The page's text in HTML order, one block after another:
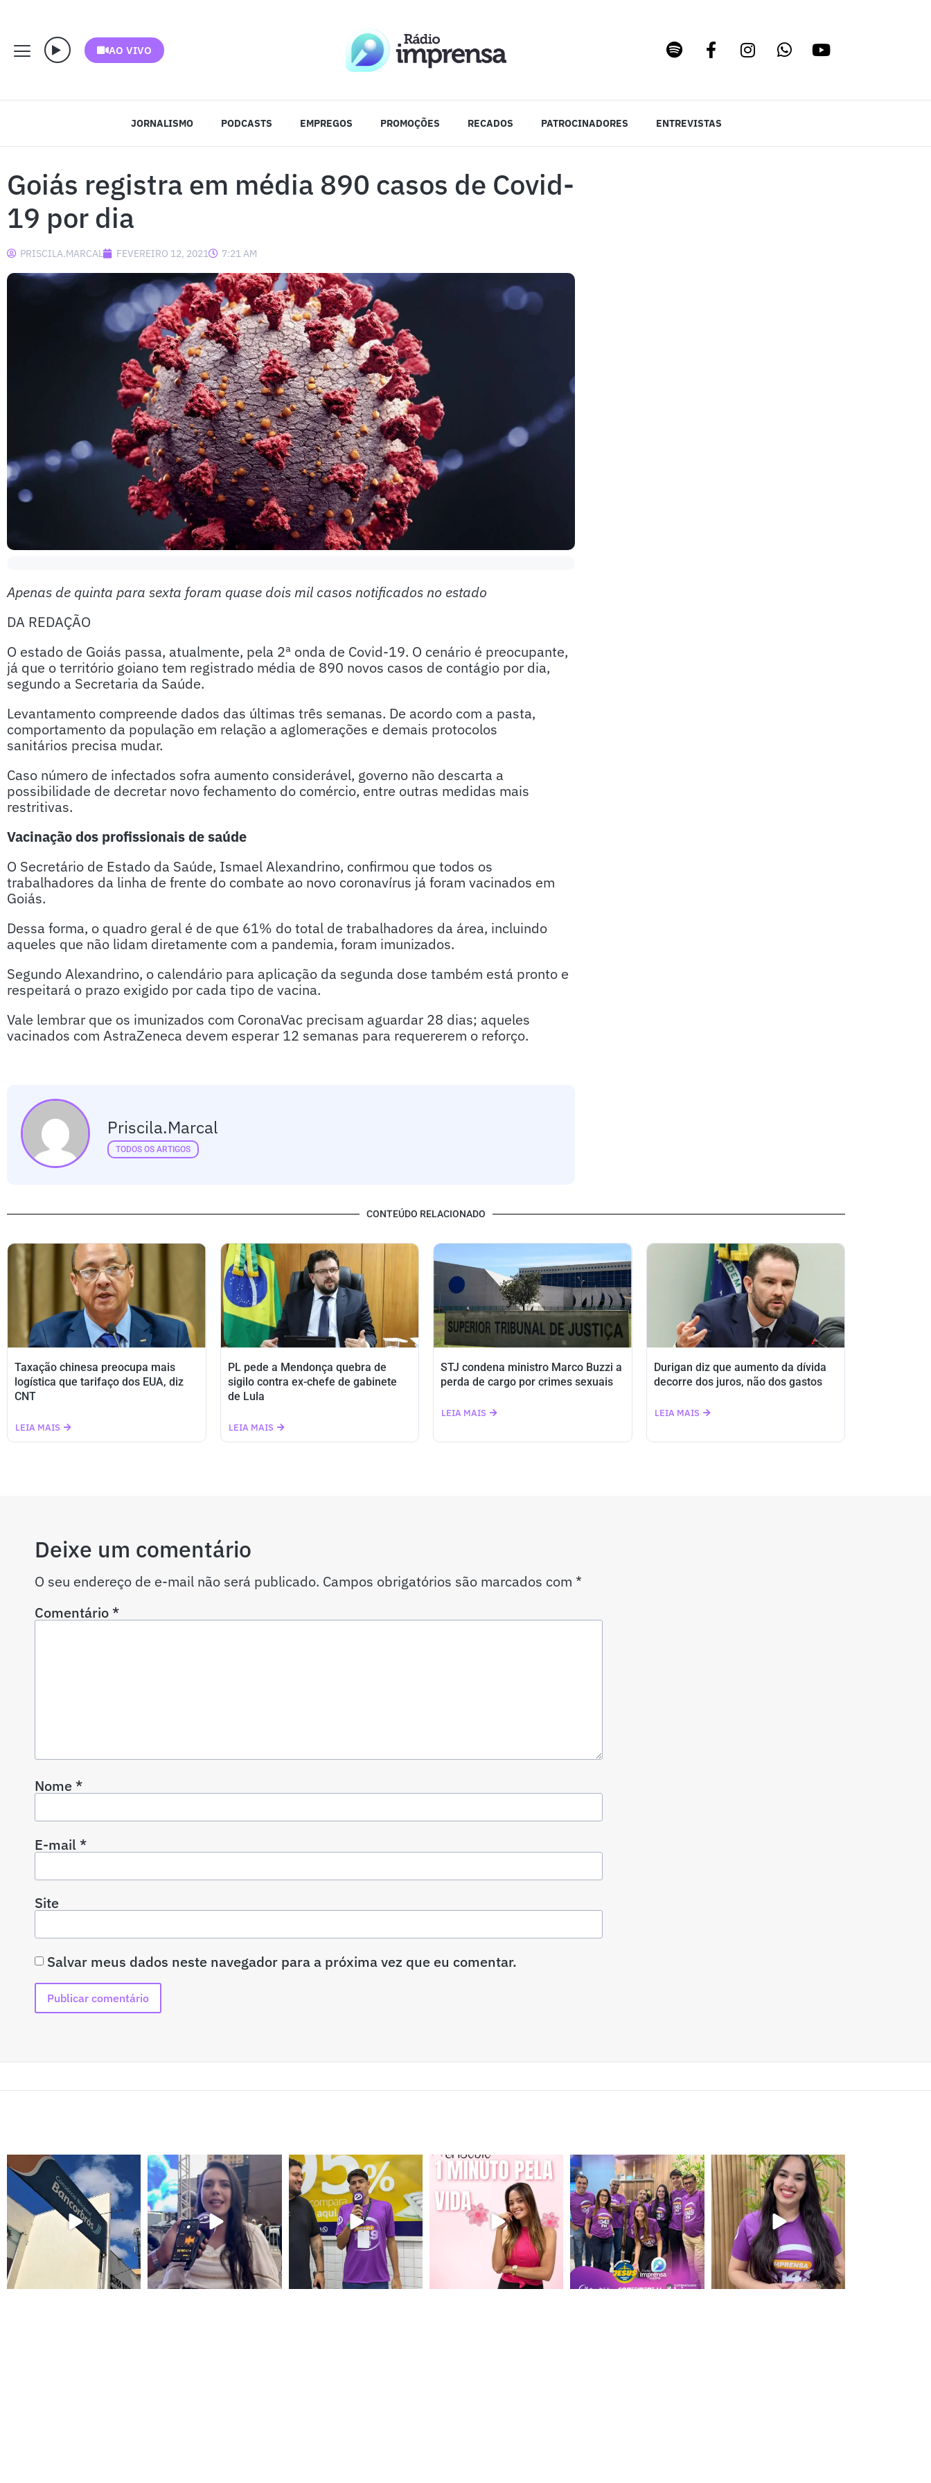
AO VIVO
JORNALISMO PODCASTS EMPREGOS PROMOÇÕES RECADOS PATROCINADORES ENTREVISTAS
Goiás registra em média 890 casos de Covid-
19 por dia
PRISCILA.MARCAL FEVEREIRO 12, 2021 7:21 AM
Apenas de quinta para sexta foram quase dois mil casos notificados no estado
DA REDAÇÃO
O estado de Goiás passa, atualmente, pela 2ª onda de Covid-19. O cenário é preocupante,
já que o território goiano tem registrado média de 890 novos casos de contágio por dia,
segundo a Secretaria da Saúde.
Levantamento compreende dados das últimas três semanas. De acordo com a pasta,
comportamento da população em relação a aglomerações e demais protocolos
sanitários precisa mudar.
Caso número de infectados sofra aumento considerável, governo não descarta a
possibilidade de decretar novo fechamento do comércio, entre outras medidas mais
restritivas.
Vacinação dos profissionais de saúde
O Secretário de Estado da Saúde, Ismael Alexandrino, confirmou que todos os
trabalhadores da linha de frente do combate ao novo coronavírus já foram vacinados em
Goiás.
Dessa forma, o quadro geral é de que 61% do total de trabalhadores da área, incluindo
aqueles que não lidam diretamente com a pandemia, foram imunizados.
Segundo Alexandrino, o calendário para aplicação da segunda dose também está pronto e
respeitará o prazo exigido por cada tipo de vacina.
Vale lembrar que os imunizados com CoronaVac precisam aguardar 28 dias; aqueles
vacinados com AstraZeneca devem esperar 12 semanas para requererem o reforço.
Priscila.marcal
TODOS OS ARTIGOS
CONTEÚDO RELACIONADO
Taxação chinesa preocupa mais
logística que tarifaço dos EUA, diz
CNT
LEIA MAIS
PL pede a Mendonça quebra de
sigilo contra ex-chefe de gabinete
de Lula
LEIA MAIS
STJ condena ministro Marco Buzzi a
perda de cargo por crimes sexuais
LEIA MAIS
Durigan diz que aumento da dívida
decorre dos juros, não dos gastos
LEIA MAIS
Deixe um comentário
O seu endereço de e-mail não será publicado. Campos obrigatórios são marcados com *
Comentário*
Nome*
E-mail*
Site
Salvar meus dados neste navegador para a próxima vez que eu comentar.